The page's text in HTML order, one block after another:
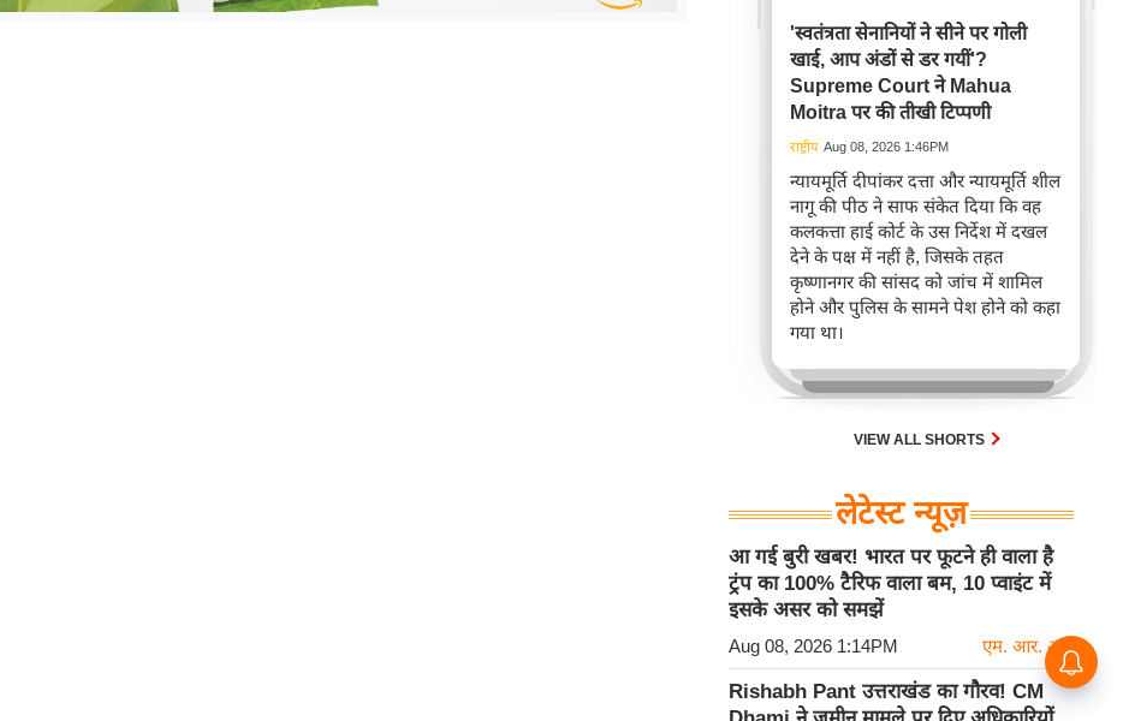
'स्वतंत्रता सेनानियों ने सीने पर गोली
खाई, आप अंडों से डर गयीं'?
Supreme Court ने Mahua
Moitra पर की तीखी टिप्पणी
राष्ट्रीय Aug 08, 2026 1:46PM
न्यायमूर्ति दीपांकर दत्ता और न्यायमूर्ति शील
नागू की पीठ ने साफ संकेत दिया कि वह
कलकत्ता हाई कोर्ट के उस निर्देश में दखल
देने के पक्ष में नहीं है, जिसके तहत
कृष्णानगर की सांसद को जांच में शामिल
होने और पुलिस के सामने पेश होने को कहा
गया था।
VIEW ALL SHORTS
लेटेस्ट न्यूज़
आ गई बुरी खबर! भारत पर फूटने ही वाला है
ट्रंप का 100% टैरिफ वाला बम, 10 प्वाइंट में
इसके असर को समझें
Aug 08, 2026 1:14PM एम. आर. आई
Rishabh Pant उत्तराखंड का गौरव! CM
भारत बनेगा अगला सऊदी? 150 कुओं
की खुदाई चालू कर रचने वाला है इतिहास